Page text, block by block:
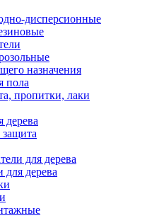
дисперсионные
назначения
пола
пропитки, лаки
дерева
для дерева
дерева